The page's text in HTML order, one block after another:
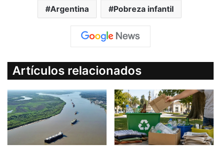
Argentina Pobreza infantil
Artículos relacionados